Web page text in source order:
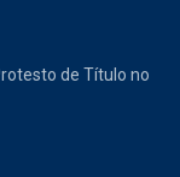
de Título no